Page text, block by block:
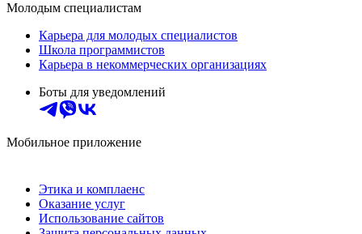
Молодым специалистам
Карьера для молодых специалистов
Школа программистов
Карьера в некоммерческих организациях
Боты для уведомлений
Мобильное приложение
Этика и комплаенс
Оказание услуг
Использование сайтов